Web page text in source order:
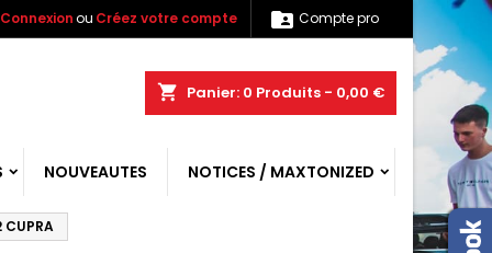
 Compte pro
Connexionou Créez votre compte
shopping_cart Panier: 0 Produits - 0,00 €
NOUVEAUTES NOTICES / MAXTONIZED
CUPRA